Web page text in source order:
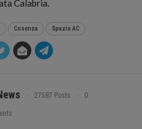
Calabria.
Cosenza Spazio AC
27587 Posts 0